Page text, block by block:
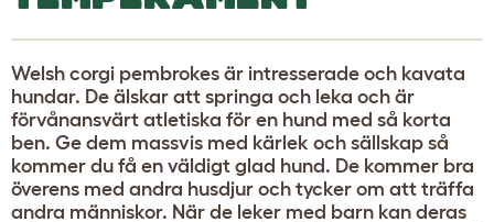
Welsh corgi pembrokes är intresserade och kavata
hundar. De älskar att springa och leka och är
förvånansvärt atletiska för en hund med så korta
ben. Ge dem massvis med kärlek och sällskap så
kommer du få en väldigt glad hund. De kommer bra
överens med andra husdjur och tycker om att träffa
andra människor. När de leker med barn kan deras